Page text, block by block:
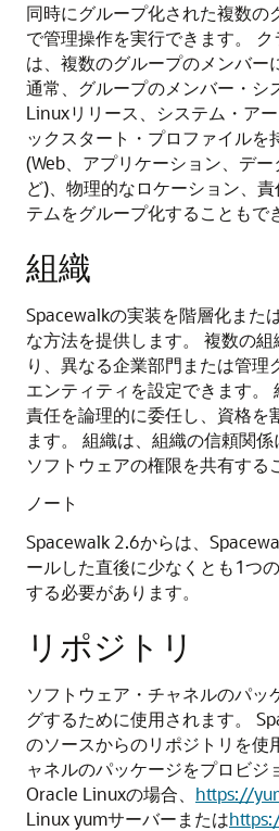
同時にグループ化された複数の
で管理操作を実行できます。
は、複数のグループのメンバー
通常、グループのメンバー・シ
Linuxリリース、システム・ア
ックスタート・プロファイルを
(Web、アプリケーション、デ
ど)、物理的なロケーション、
テムをグループ化することもで
組織
Spacewalkの実装を階層化また
な方法を提供します。
複数の組
り、異なる企業部門または管理
エンティティを設定できます。
責任を論理的に委任し、資格を
ます。
組織は、組織の信頼関
ソフトウェアの権限を共有する
ノート
Spacewalk 2.6からは、
ールした直後に少なくとも1つ
する必要があります。
リポジトリ
ソフトウェア・チャネルのパッ
グするために使用されます。
のソースからのリポジトリを使
ャネルのパッケージをプロビジ
Oracle Linuxの場合、 https://
Linux yumサーバーまたは